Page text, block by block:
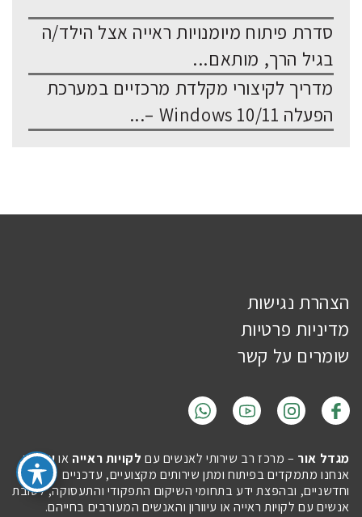
סדרת פיתוח מיומנויות ראייה אצל הילד/ה
בגיל הרך, מותאם...
מדריך לקיצורי מקלדת מרכזיים במערכת
הפעלה Windows 10/11 –...
הצהרת נגישות
מדיניות פרטיות
שומרים על קשר
מגדל אור – מרכז רב שירותי לאנשים עם לקויות ראייה אועיוורון.
אנחנו מתמקדים בפיתוח ומתן שירותים מקצועיים, עדכניים
וחדשניים, ובהפצת ידע בתחומי השיקום התפקודי והתעסוקה, לטובת
אנשים עם לקויות ראייה או עיוורון והאנשים המעורבים בחייהם.